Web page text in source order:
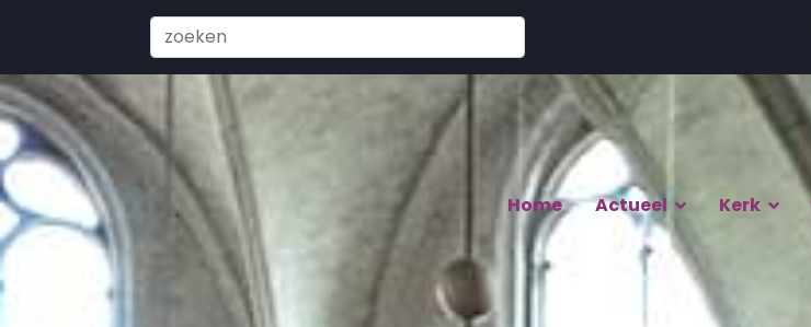
Search
...
Home Actueel Kerk
Onze Missie